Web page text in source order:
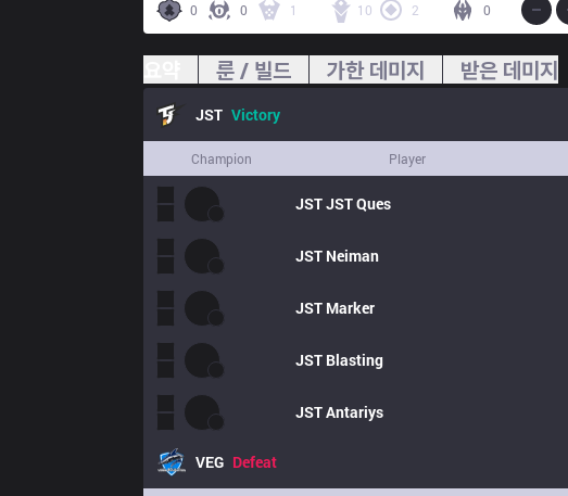
0 0 1 10 2 0
룬 / 빌드 가한 데미지 받은 데미지
JST Victory
Champion Player
JSTJST Ques
JST Neiman
JST Marker
JST Blasting
JSTAntariys
VEG Defeat